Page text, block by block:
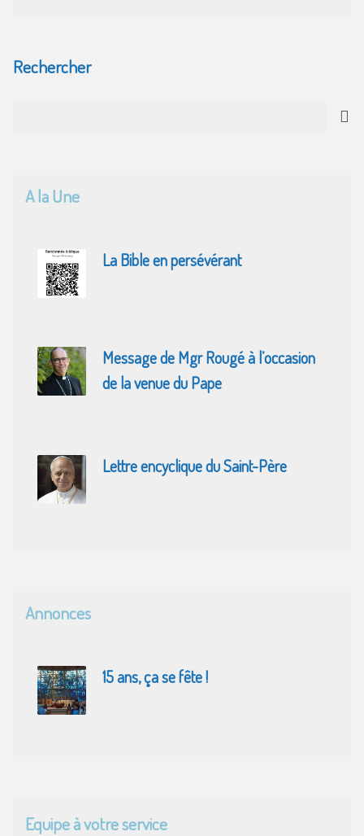
Rechercher
A la Une
La Bible en persévérant
Message de Mgr Rougé à l’occasion
de la venue du Pape
Lettre encyclique du Saint-Père
Annonces
15 ans, ça se fête !
Equipe à votre service